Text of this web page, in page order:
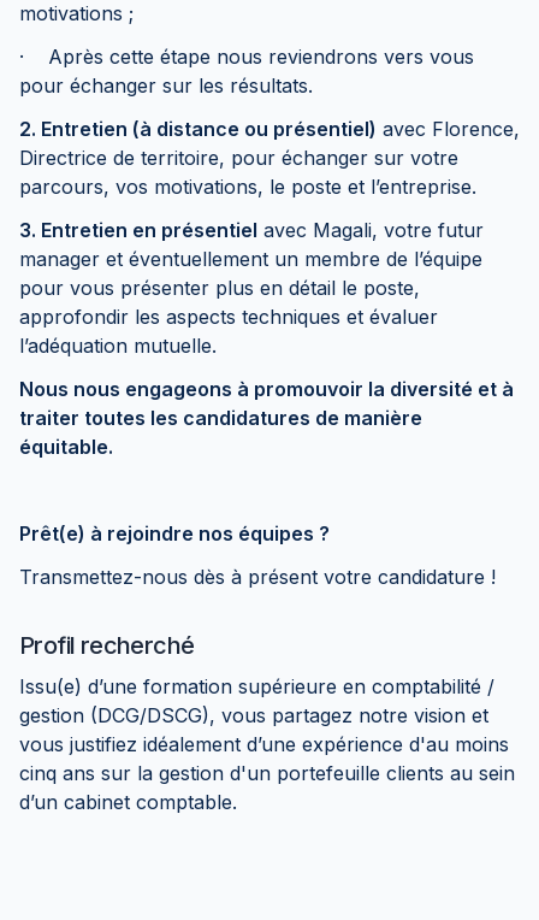
motivations ;
· Après cette étape nous reviendrons vers vous
pour échanger sur les résultats.
2. Entretien (à distance ou présentiel) avec Florence,
Directrice de territoire, pour échanger sur votre
parcours, vos motivations, le poste et l’entreprise.
3. Entretien en présentiel avec Magali, votre futur
manager et éventuellement un membre de l’équipe
pour vous présenter plus en détail le poste,
approfondir les aspects techniques et évaluer
l’adéquation mutuelle.
Nous nous engageons à promouvoir la diversité et à
traiter toutes les candidatures de manière
équitable.
Prêt(e) à rejoindre nos équipes ?
Transmettez-nous dès à présent votre candidature !
Profil recherché
Issu(e) d’une formation supérieure en comptabilité /
gestion (DCG/DSCG), vous partagez notre vision et
vous justifiez idéalement d’une expérience d'au moins
cinq ans sur la gestion d'un portefeuille clients au sein
d’un cabinet comptable.